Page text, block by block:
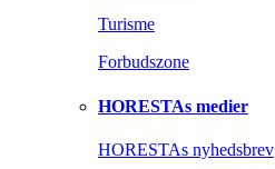
Turisme
Forbudszone
HORESTAs medier
HORESTAs nyhedsbrev